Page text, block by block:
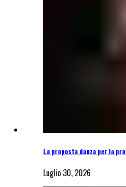
La proposta danza per la
Luglio 30, 2026